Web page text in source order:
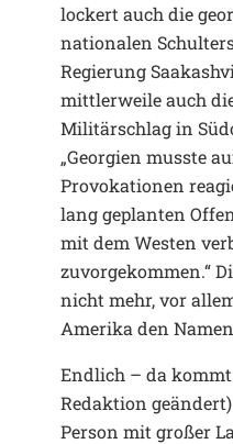
lockert auch die
nationalen
Regierung
mittlerweile auch
Militärschlag in
„Georgien musste
Provokationen
lang geplanten
mit dem Westen
zuvorgekommen.“
nicht mehr, vor
Amerika den
Endlich – da
Redaktion
Person mit großer